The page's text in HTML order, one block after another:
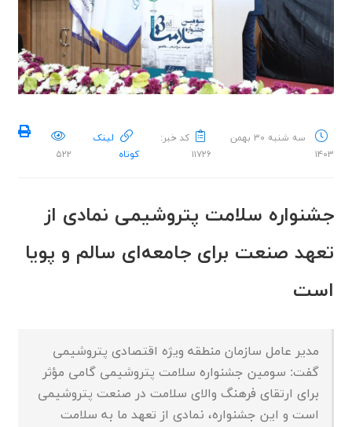
سه شنبه ۳۰ بهمن
۱۴۰۳
کد خبر:
۱۱۷۲۶
لینک
کوتاه
۵۲۲
جشنواره سلامت پتروشیمی نمادی از
تعهد صنعت برای جامعه‌ای سالم و پویا
است
مدیر عامل سازمان منطقه ویژه اقتصادی پتروشیمی
گفت: سومین جشنواره سلامت پتروشیمی گامی مؤثر
برای ارتقای فرهنگ والای سلامت در صنعت پتروشیمی
است و این جشنواره، نمادی از تعهد ما به سلامت